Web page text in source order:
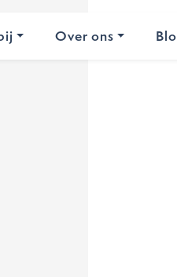
Over ons